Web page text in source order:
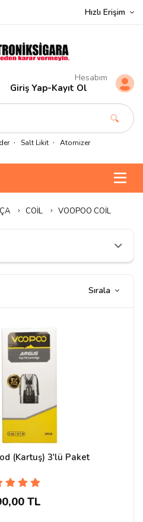
Hızlı Erişim
Salt Likit Atomizer
Hesabım
Giriş Yap-Kayıt Ol
COİL VOOPOO COİL
Sırala
(Kartuş) 3'lü Paket
TL